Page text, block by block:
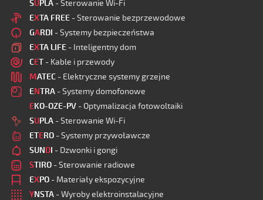
SUPLA - Sterowanie Wi-Fi
EXTA FREE - Sterowanie bezprzewodowe
GARDI - Systemy bezpieczeństwa
EXTA LIFE - Inteligentny dom
CET - Kable i przewody
MATEC - Elektryczne systemy grzejne
ENTRA - Systemy domofonowe
EKO-OZE-PV - Optymalizacja fotowoltaiki
SUPLA - Sterowanie Wi-Fi
ETERO - Systemy przywoławcze
SUNDI - Dzwonki i gongi
STIRO - Sterowanie radiowe
EXPO - Materiały ekspozycyjne
YNSTA - Wyroby elektroinstalacyjne